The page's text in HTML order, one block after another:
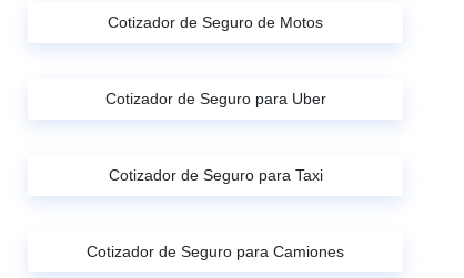
Cotizador de Seguro de Motos
Cotizador de Seguro para Uber
Cotizador de Seguro para Taxi
Cotizador de Seguro para Camiones